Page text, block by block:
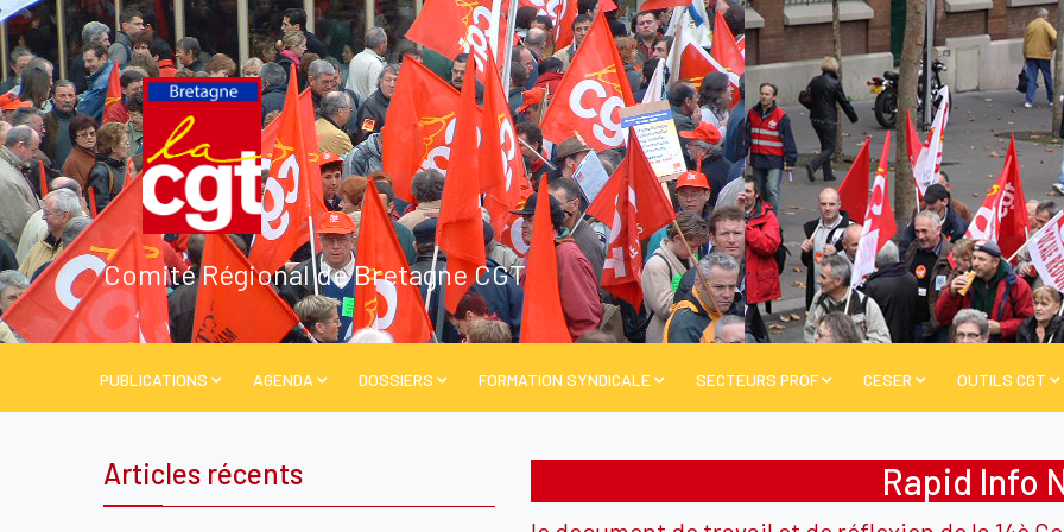
Comité Régional de Bretagne CGT
PUBLICATIONS AGENDA DOSSIERS FORMATION SYNDICALE SECTEURS PROF CESER OUTILS CGT
Rapid Info
Articles récents